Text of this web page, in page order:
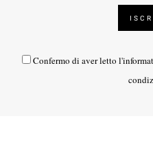
Confermo di aver letto l'